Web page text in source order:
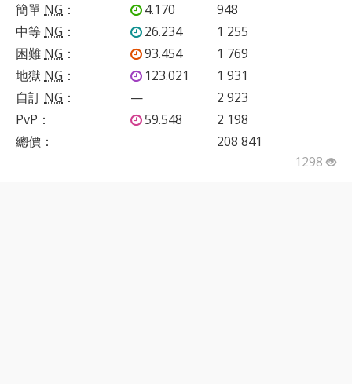
簡單 NG ： 4.170
948
中等 NG ： 26.234
1 255
困難 NG ： 93.454
1 769
地獄 NG ： 123.021
1 931
自訂 NG ： —
2 923
PvP ： 59.548
2 198
總價：
208 841
1298